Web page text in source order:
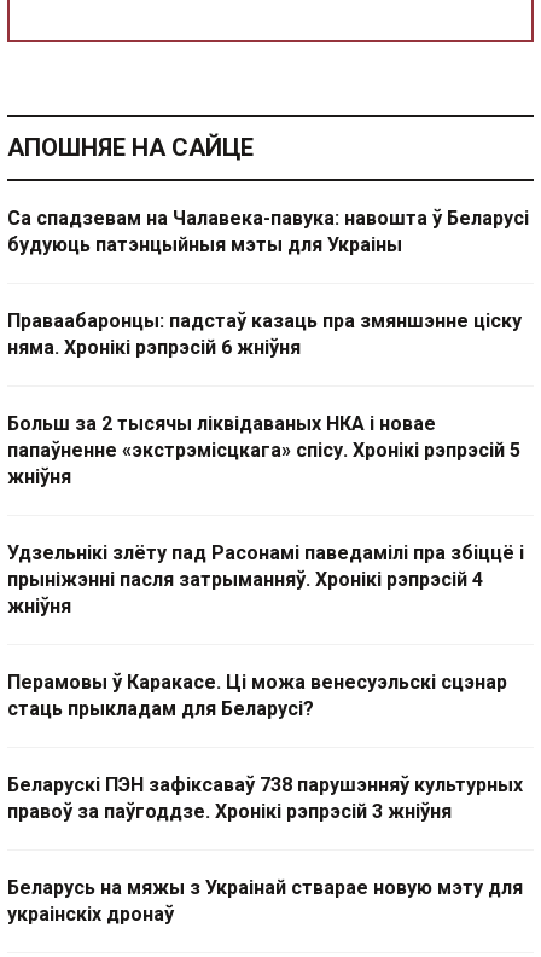
АПОШНЯЕ НА САЙЦЕ
Са спадзевам на Чалавека-павука: навошта ў Беларусі
будуюць патэнцыйныя мэты для Украіны
Праваабаронцы: падстаў казаць пра змяншэнне ціску
няма. Хронікі рэпрэсій 6 жніўня
Больш за 2 тысячы ліквідаваных НКА і новае
папаўненне «экстрэмісцкага» спісу. Хронікі рэпрэсій 5
жніўня
Удзельнікі злёту пад Расонамі паведамілі пра збіццё і
прыніжэнні пасля затрыманняў. Хронікі рэпрэсій 4
жніўня
Перамовы ў Каракасе. Ці можа венесуэльскі сцэнар
стаць прыкладам для Беларусі?
Беларускі ПЭН зафіксаваў 738 парушэнняў культурных
правоў за паўгоддзе. Хронікі рэпрэсій 3 жніўня
Беларусь на мяжы з Украінай стварае новую мэту для
украінскіх дронаў